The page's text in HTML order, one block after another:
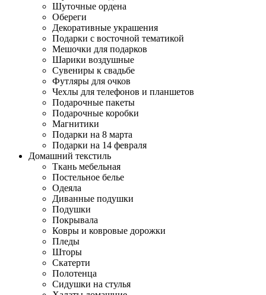
Шуточные ордена
Обереги
Декоративные украшения
Подарки с восточной тематикой
Мешочки для подарков
Шарики воздушные
Сувениры к свадьбе
Футляры для очков
Чехлы для телефонов и планшетов
Подарочные пакеты
Подарочные коробки
Магнитики
Подарки на 8 марта
Подарки на 14 февраля
Домашний текстиль
Ткань мебельная
Постельное белье
Одеяла
Диванные подушки
Подушки
Покрывала
Ковры и ковровые дорожки
Пледы
Шторы
Скатерти
Полотенца
Сидушки на стулья